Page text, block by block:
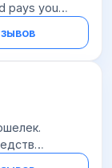
pays you
dollars, rubles
данных